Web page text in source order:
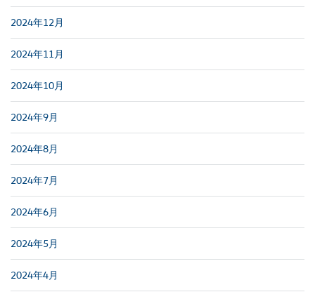
2024年12月
2024年11月
2024年10月
2024年9月
2024年8月
2024年7月
2024年6月
2024年5月
2024年4月